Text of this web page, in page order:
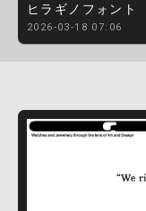
ヒラギノフォント
2026-03-18 07:06